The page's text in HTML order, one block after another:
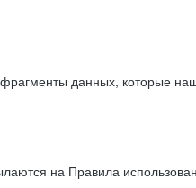
данных, которые
на Правила